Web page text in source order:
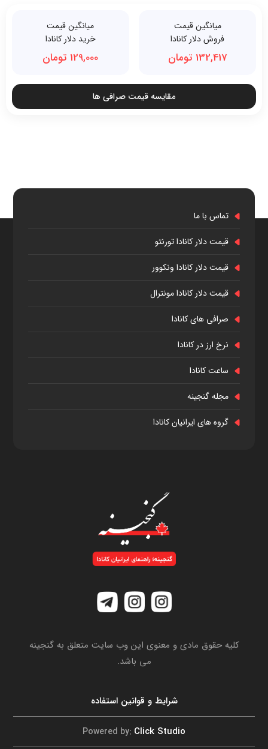
میانگین قیمت
فروش دلار کانادا
132,417 تومان
میانگین قیمت
خرید دلار کانادا
129,000 تومان
مقایسه قیمت صرافی ها
تماس با ما
قیمت دلار کانادا تورنتو
قیمت دلار کانادا ونکوور
قیمت دلار کانادا مونترال
صرافی های کانادا
نرخ ارز در کانادا
ساعت کانادا
مجله گنجینه
گروه های ایرانیان کانادا
کلیه حقوق مادی و معنوی این وب سایت متعلق به گنجینه
می باشد.
شرایط و قوانین استفاده
Powered by: Click Studio